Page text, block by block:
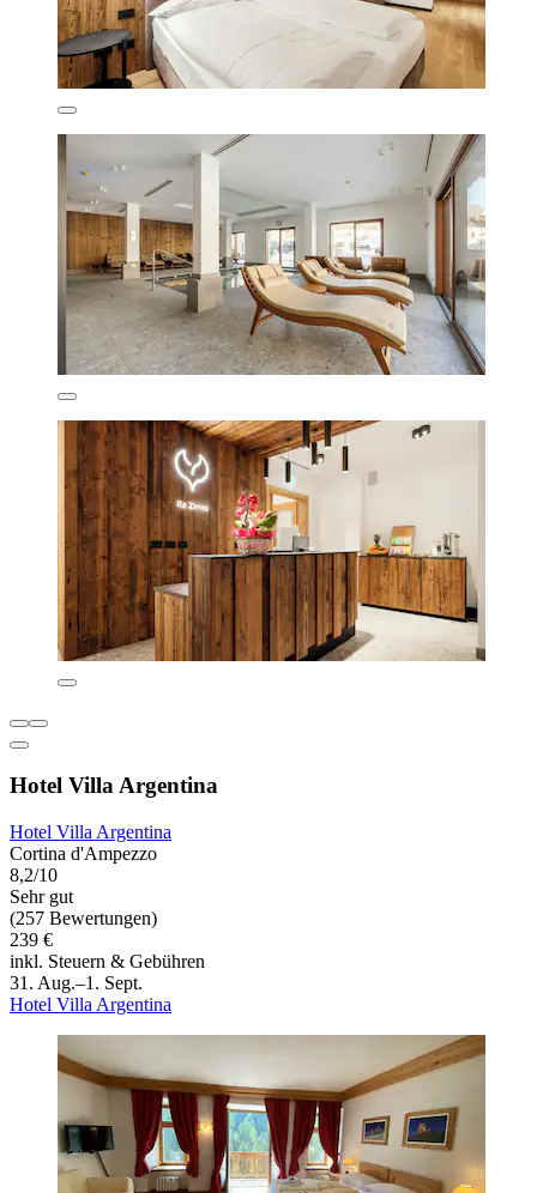
Hotel Villa Argentina
Hotel Villa Argentina
Cortina d'Ampezzo
8,2/10
Sehr gut
(257 Bewertungen)
239 €
inkl. Steuern & Gebühren
31. Aug.–1. Sept.
Hotel Villa Argentina